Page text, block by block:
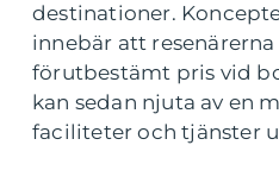
destinationer.
innebär att
förutbestämt pris vid
kan sedan njuta av en
faciliteter och tjänster